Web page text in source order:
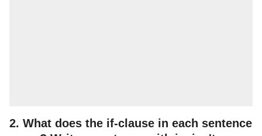
2. What does the if-clause in each sentence